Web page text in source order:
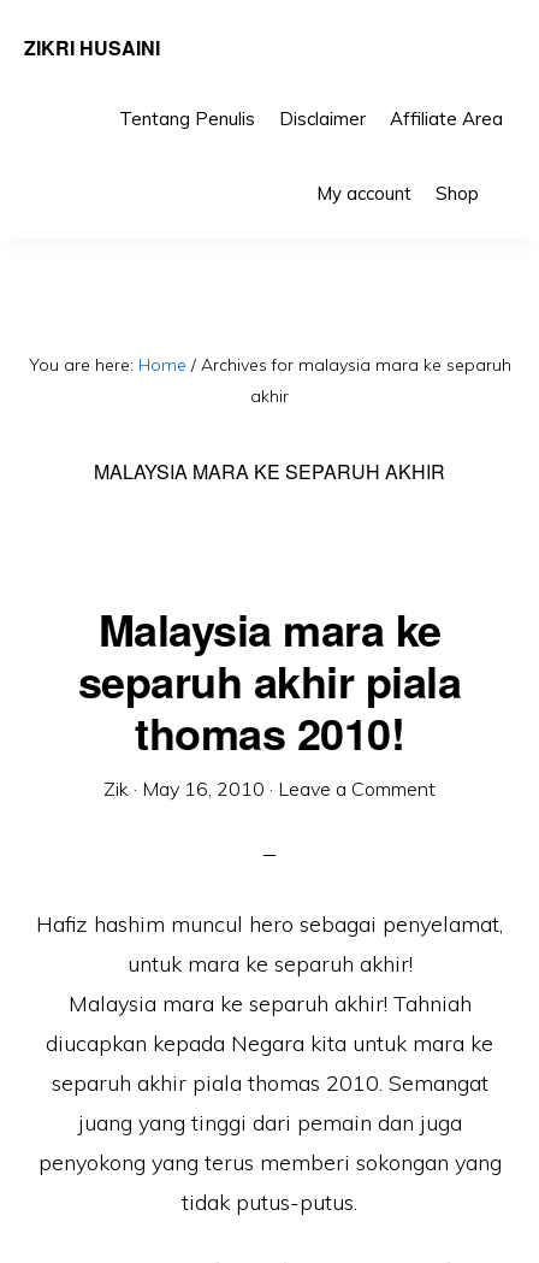
ZIKRI HUSAINI
Tentang Penulis Disclaimer Affiliate Area
My account Shop
You are here: Home /Archives for malaysia mara ke separuh
akhir
MALAYSIA MARA KE SEPARUH AKHIR
Malaysia mara ke
separuh akhir piala
thomas 2010!
Zik · May 16, 2010 · Leave a Comment
Hafiz hashim muncul hero sebagai penyelamat,
untuk mara ke separuh akhir!
Malaysia mara ke separuh akhir! Tahniah
diucapkan kepada Negara kita untuk mara ke
separuh akhir piala thomas 2010. Semangat
juang yang tinggi dari pemain dan juga
penyokong yang terus memberi sokongan yang
tidak putus-putus.